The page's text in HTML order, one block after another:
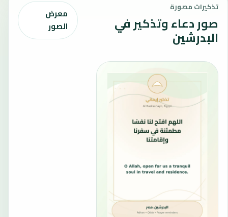
تذكيرات مصورة
صور دعاء وتذكير في
البدرشين
معرض
الصور